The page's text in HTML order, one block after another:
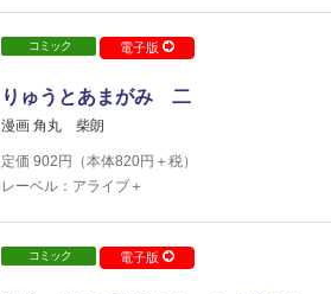
コミック 電子版
りゅうとあまがみ 二
漫画 角丸 柴朗
定価 902 円（本体820円＋税）
レーベル：アライブ＋
コミック 電子版